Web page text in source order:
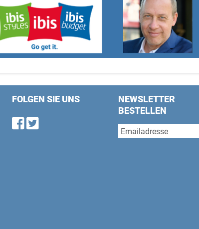
FOLGEN SIE UNS
Find us on Facebook
Follow us on Twitter
NEWSLETTER
BESTELLEN